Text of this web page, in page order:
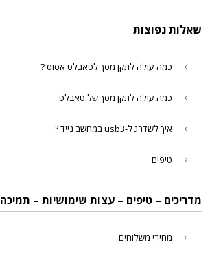
שאלות נפוצות
כמה עולה לתקן מסך לטאבלט אסוס ?
כמה עולה לתקן מסך של טאבלט
איך לשדרג ל-usb3 במחשב נייד ?
טיפים
מדריכים – טיפים – עצות שימושיות – תמיכה
מחירי משלוחים